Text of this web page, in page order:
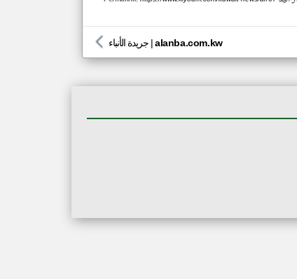
جريدة الأنباء |alanba.com.kw